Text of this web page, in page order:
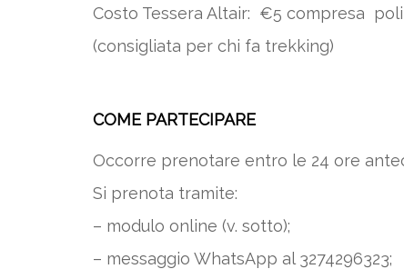
Costo Tessera Altair: €5 compresa
(consigliata per chi fa trekking)
COME PARTECIPARE
Occorre prenotare entro le 24 ore
Si prenota tramite:
– modulo online (v. sotto);
– messaggio WhatsApp al 3274296323;